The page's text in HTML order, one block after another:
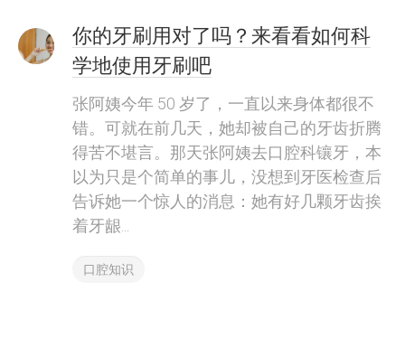
你的牙刷用对了吗？来看看如何科
学地使用牙刷吧
张阿姨今年 50 岁了，一直以来身体都很不
错。可就在前几天，她却被自己的牙齿折腾
得苦不堪言。那天张阿姨去口腔科镶牙，本
以为只是个简单的事儿，没想到牙医检查后
告诉她一个惊人的消息：她有好几颗牙齿挨
着牙龈...
口腔知识